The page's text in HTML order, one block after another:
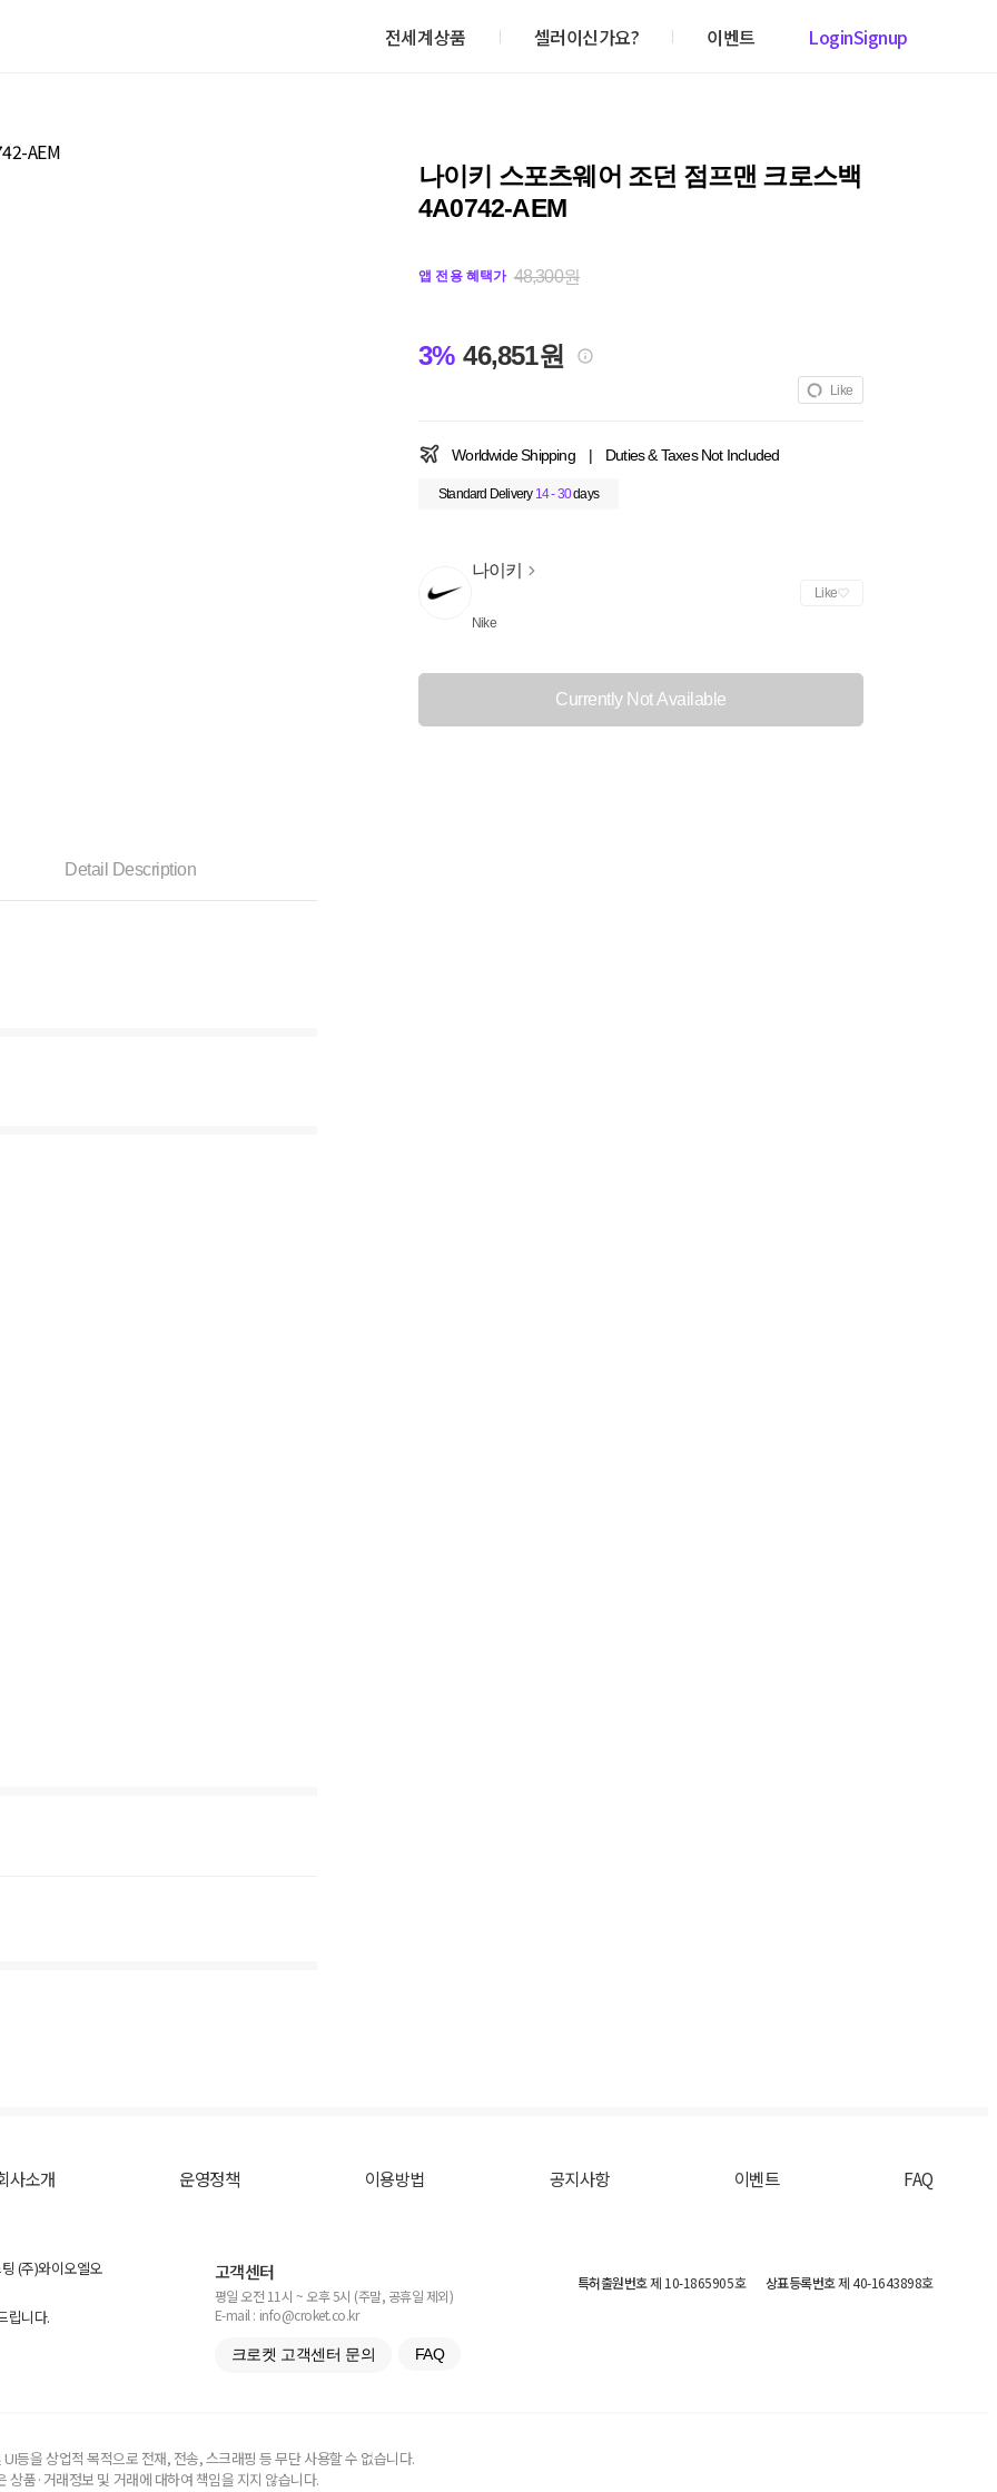
전세계상품 셀러이신가요? 이벤트 LoginSignup
나이키 스포츠웨어 조던 점프맨 크로스백
4A0742-AEM
앱 전용 혜택가 48,300원
3% 46,851원
Like
Worldwide Shipping | Duties & Taxes Not Included
Standard Delivery 14 - 30days
나이키
Nike
Like
Currently Not Available
Detail Description
사소개 운영정책 이용방법 공지사항 이벤트 FAQ
(주)와이오엘오
립니다.
고객센터
평일 오전 11시 ~ 오후 5시 (주말, 공휴일 제외)
E-mail : info@croket.co.kr
크로켓 고객센터 문의 FAQ
특허출원번호제 10-1865905호 상표등록번호제 40-1643898호
등을 상업적 목적으로 전재, 전송, 스크래핑 등 무단 사용할 수 없습니다.
품·거래정보 및 거래에 대하여 책임을 지지 않습니다.